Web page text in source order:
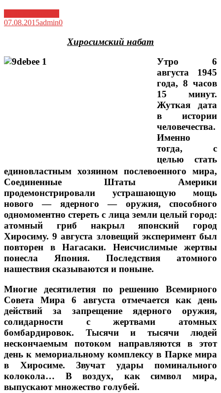
07.08.2015admin0
Хиросимский набат
Утро 6
августа 1945
года, 8 часов
15 минут.
Жуткая дата
в истории
человечества.
Именно
тогда, с
целью стать
единовластным хозяином послевоенного мира,
Соединенные Штаты Америки
продемонстрировали устрашающую мощь
нового — ядерного — оружия, способного
одномоментно стереть с лица земли целый город:
атомный гриб накрыл японский город
Хиросиму. 9 августа зловещий эксперимент был
повторен в Нагасаки. Неисчислимые жертвы
понесла Япония. Последствия атомного
нашествия сказываются и поныне.
Многие десятилетия по решению Всемирного
Совета Мира 6 августа отмечается как день
действий за запрещение ядерного оружия,
солидарности с жертвами атомных
бомбардировок. Тысячи и тысячи людей
нескончаемым потоком направляются в этот
день к мемориальному комплексу в Парке мира
в Хиросиме. Звучат удары поминального
колокола… В воздух, как символ мира,
выпускают множество голубей.